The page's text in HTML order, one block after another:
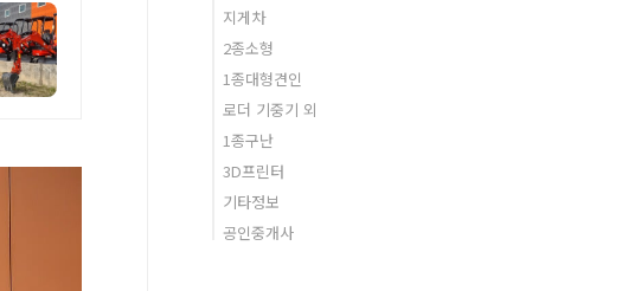
지게차
2종소형
1종대형견인
로더 기중기 외
1종구난
3D프린터
기타정보
공인중개사